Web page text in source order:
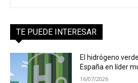
TE PUEDE INTERESAR
El hidrógeno
España en líder
16/07/2026